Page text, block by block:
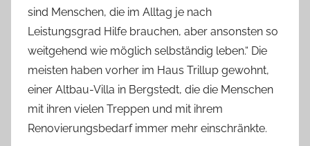
sind Menschen, die im Alltag je nach
Leistungsgrad Hilfe brauchen, aber ansonsten so
weitgehend wie möglich selbständig leben.“ Die
meisten haben vorher im Haus Trillup gewohnt,
einer Altbau-Villa in Bergstedt, die die Menschen
mit ihren vielen Treppen und mit ihrem
Renovierungsbedarf immer mehr einschränkte.